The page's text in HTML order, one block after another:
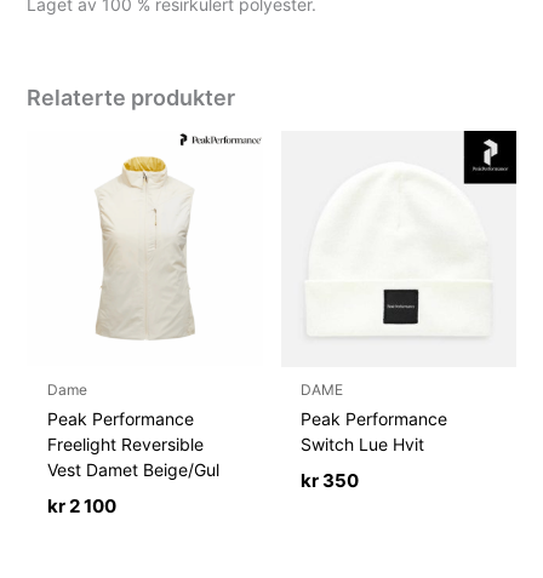
Laget av 100 % resirkulert polyester.
Relaterte produkter
Dame
Peak Performance
Freelight Reversible
Vest Damet Beige/Gul
kr2 100
DAME
Peak Performance
Switch Lue Hvit
kr350